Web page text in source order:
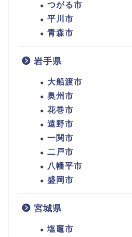
つがる市
平川市
青森市
岩手県
大船渡市
奥州市
花巻市
遠野市
一関市
二戸市
八幡平市
盛岡市
宮城県
塩竈市